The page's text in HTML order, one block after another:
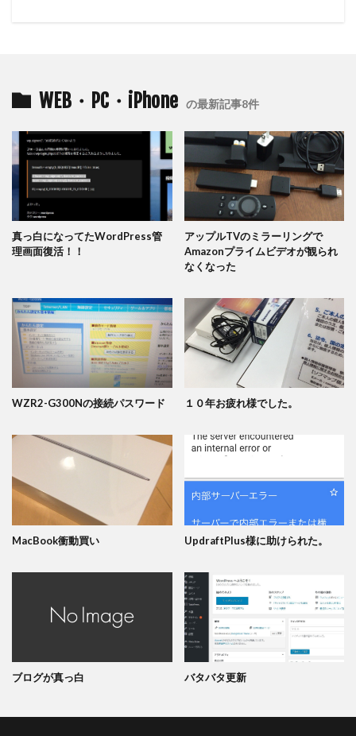
WEB・PC・iPhone の最新記事8件
真っ白になってたWordPress管
理画面復活！！
アップルTVのミラーリングで
Amazonプライムビデオが観られ
なくなった
WZR2-G300Nの接続パスワード １０年お疲れ様でした。
MacBook衝動買い UpdraftPlus様に助けられた。
ブログが真っ白 バタバタ更新